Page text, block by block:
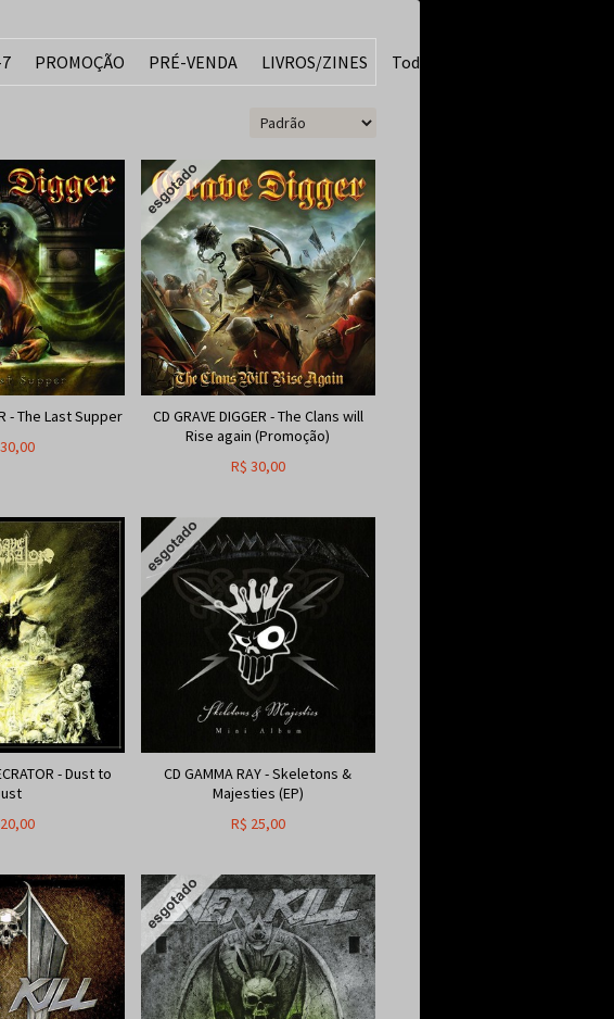
PROMOÇÃO PRÉ-VENDA LIVROS/ZINES Todos
- The Last Supper
30,00
CD GRAVE DIGGER - The Clans will
Rise again (Promoção)
R$ 30,00
- Dust to
20,00
CD GAMMA RAY - Skeletons &
Majesties (EP)
R$ 25,00